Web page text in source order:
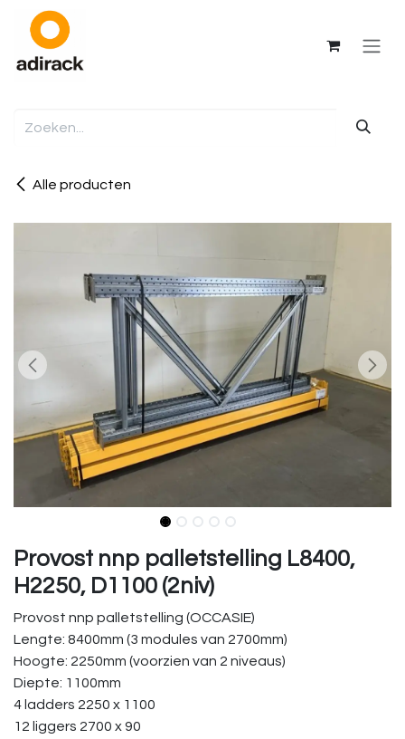
Overslaan naar inhoud
Alle producten
Provost nnp palletstelling L8400,
H2250, D1100 (2niv)
Provost nnp palletstelling (OCCASIE)
Lengte: 8400mm (3 modules van 2700mm)
Hoogte: 2250mm (voorzien van 2 niveaus)
Diepte: 1100mm
4 ladders 2250 x 1100
12 liggers 2700 x 90